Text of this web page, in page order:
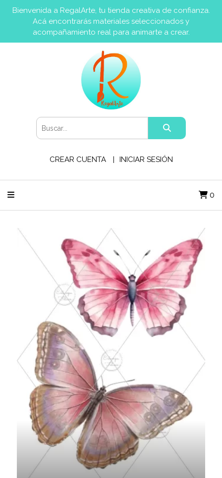
Bienvenida a RegalArte, tu tienda creativa de confianza.
Acá encontrarás materiales seleccionados y
acompañamiento real para animarte a crear.
CREAR CUENTA INICIAR SESIÓN
0